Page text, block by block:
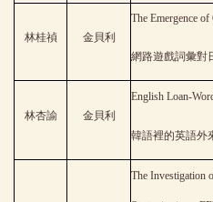
林桂禎 金貝利
The Emergence
網路遊戲詞彙對
林杏諭 金貝利
English Loan-
韓語裡的英語外
The Investigation